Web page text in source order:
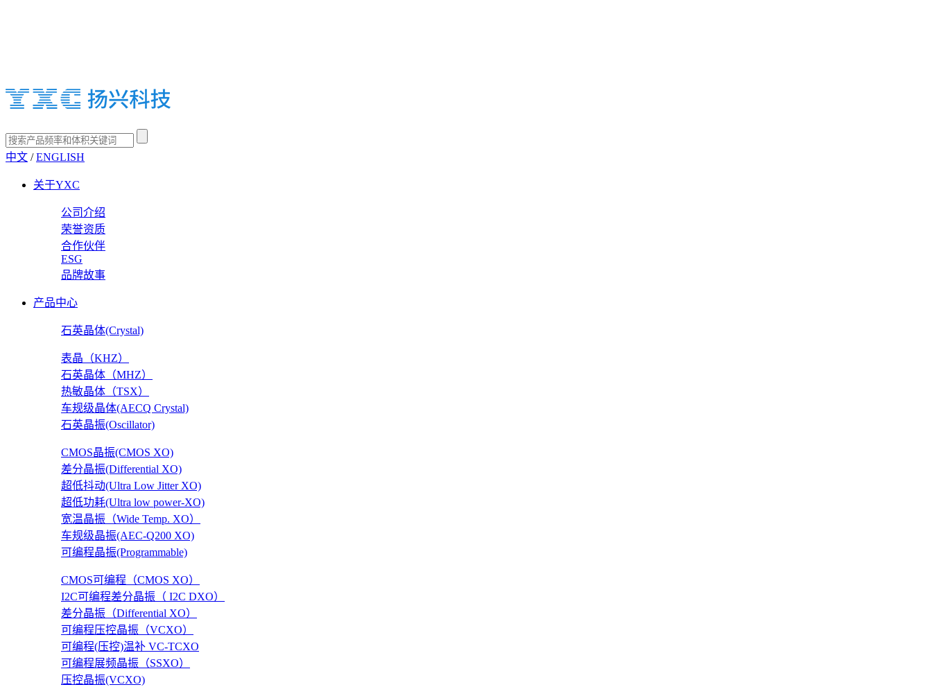
中文 /ENGLISH
关于YXC
公司介绍
荣誉资质
合作伙伴
ESG
品牌故事
产品中心
石英晶体(Crystal)
表晶（KHZ）
石英晶体（MHZ）
热敏晶体（TSX）
车规级晶体(AECQ Crystal)
石英晶振(Oscillator)
CMOS晶振(CMOS XO)
差分晶振(Differential XO)
超低抖动(Ultra Low Jitter XO)
超低功耗(Ultra low power-XO)
宽温晶振（Wide Temp. XO）
车规级晶振(AEC-Q200 XO)
可编程晶振(Programmable)
CMOS可编程（CMOS XO）
I2C可编程差分晶振（ I2C DXO）
差分晶振（Differential XO）
可编程压控晶振（VCXO）
可编程(压控)温补 VC-TCXO
可编程展频晶振（SSXO）
压控晶振(VCXO)